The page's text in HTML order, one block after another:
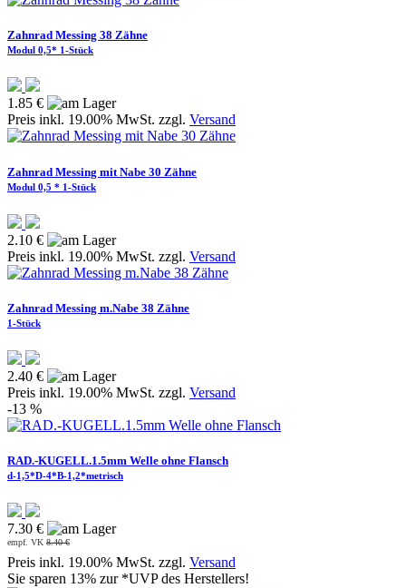
Zahnrad Messing 38 Zähne
Modul 0,5* 1-Stück
1.85 €
Preis inkl. 19.00% MwSt. zzgl. Versand
Zahnrad Messing mit Nabe 30 Zähne
Modul 0,5 * 1-Stück
2.10 €
Preis inkl. 19.00% MwSt. zzgl. Versand
Zahnrad Messing m.Nabe 38 Zähne
1-Stück
2.40 €
Preis inkl. 19.00% MwSt. zzgl. Versand
-13 %
RAD.-KUGELL.1.5mm Welle ohne Flansch
d-1,5*D-4*B-1,2*metrisch
7.30 €
empf. VK 8.40 €
Preis inkl. 19.00% MwSt. zzgl. Versand
Sie sparen 13% zur *UVP des Herstellers!